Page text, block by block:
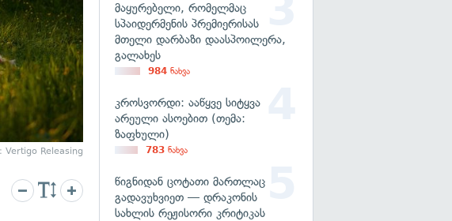
Vertigo Releasing
მაყურებელი, რომელმაც
სპაიდერმენის პრემიერისას
მთელი დარბაზი დაასპოილერა,
გალახეს
984 ნახვა
კროსვორდი: ააწყვე სიტყვა
არეული ასოებით (თემა:
ზაფხული)
783 ნახვა
წიგნიდან ცოტათი მართლაც
გადავუხვიეთ — დრაკონის
სახლის რეჟისორი კრიტიკას